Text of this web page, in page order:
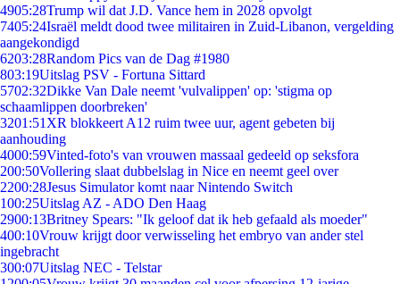
4905:28Trump wil dat J.D. Vance hem in 2028 opvolgt
7405:24Israël meldt dood twee militairen in Zuid-Libanon, vergelding
aangekondigd
6203:28Random Pics van de Dag #1980
803:19Uitslag PSV - Fortuna Sittard
5702:32Dikke Van Dale neemt 'vulvalippen' op: 'stigma op
schaamlippen doorbreken'
3201:51 XR blokkeert A12 ruim twee uur, agent gebeten bij
aanhouding
4000:59Vinted-foto's van vrouwen massaal gedeeld op seksfora
200:50Vollering slaat dubbelslag in Nice en neemt geel over
2200:28Jesus Simulator komt naar Nintendo Switch
100:25Uitslag AZ - ADO Den Haag
2900:13Britney Spears: "Ik geloof dat ik heb gefaald als moeder"
400:10Vrouw krijgt door verwisseling het embryo van ander stel
ingebracht
300:07Uitslag NEC - Telstar